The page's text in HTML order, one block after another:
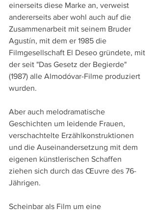
einerseits diese Marke an, verweist
andererseits aber wohl auch auf die
Zusammenarbeit mit seinem Bruder
Agustín, mit dem er 1985 die
Filmgesellschaft El Deseo gründete, mit
der seit "Das Gesetz der Begierde"
(1987) alle Almodóvar-Filme produziert
wurden.
Aber auch melodramatische
Geschichten um leidende Frauen,
verschachtelte Erzählkonstruktionen
und die Auseinandersetzung mit dem
eigenen künstlerischen Schaffen
ziehen sich durch das Œuvre des 76-
Jährigen.
Scheinbar als Film um eine